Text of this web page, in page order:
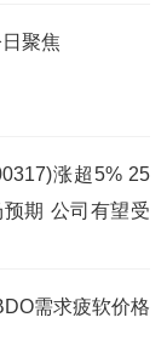
聚焦
涨超5% 25
期 公司有望受
今热点
需求疲软价格